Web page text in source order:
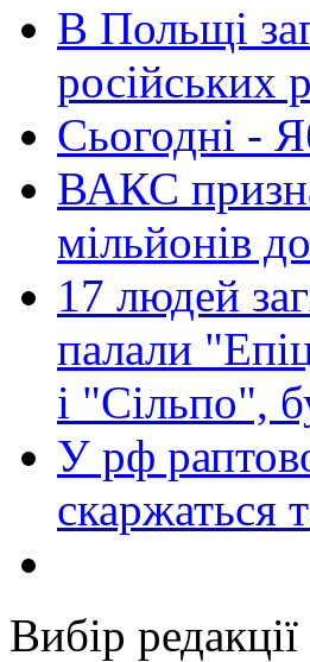
В Польщі
російських
Сьогодні -
ВАКС
мільйонів
17 людей
палали
і "Сільпо",
У рф
скаржаться
Вибір редакції